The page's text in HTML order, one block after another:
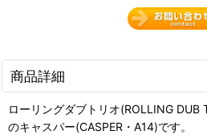
商品詳細
ローリングダブトリオ(ROLLING DUB
のキャスパー(CASPER・A14)です。